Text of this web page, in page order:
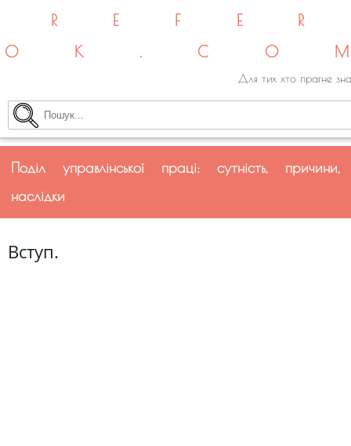
Для тих хто прагне
Поділ управлінської праці: сутність, причини,
наслідки
Вступ.